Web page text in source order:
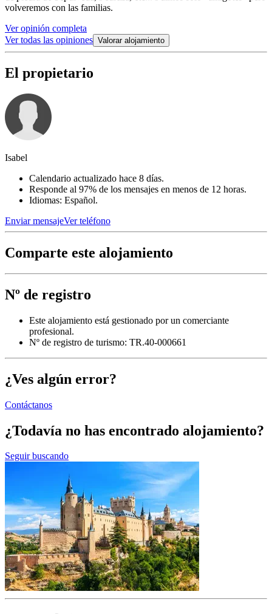
volveremos con las familias.
Ver opinión completa
Ver todas las opiniones Valorar alojamiento
El propietario
Isabel
Calendario actualizado hace 8 días.
Responde al 97% de los mensajes en menos de 12 horas.
Idiomas: Español.
Enviar mensajeVer teléfono
Comparte este alojamiento
Nº de registro
Este alojamiento está gestionado por un comerciante
profesional.
Nº de registro de turismo: TR.40-000661
¿Ves algún error?
Contáctanos
¿Todavía no has encontrado alojamiento?
Seguir buscando